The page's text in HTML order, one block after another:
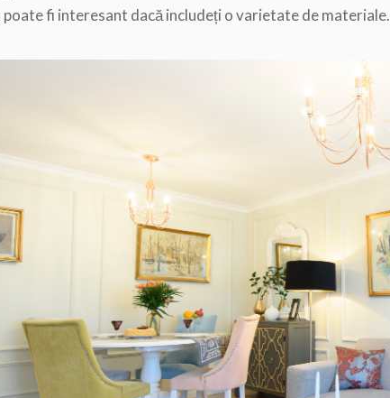
fi interesant dacă includeți o varietate de materiale.